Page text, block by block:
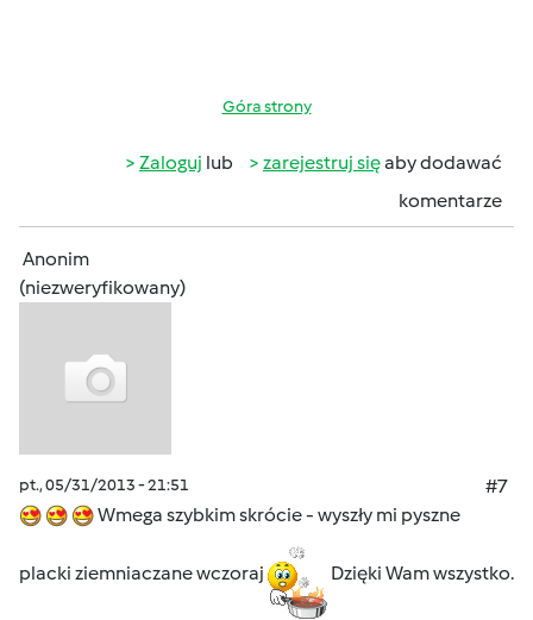
Góra strony
Zaloguj lub zarejestruj sięaby dodawać
komentarze
Anonim
(niezweryfikowany)
pt., 05/31/2013 - 21:51
#7
Wmega szybkim skrócie - wyszły mi pyszne
placki ziemniaczane wczoraj Dzięki Wam wszystko.